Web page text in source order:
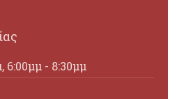
6:00μμ - 8:30μμ